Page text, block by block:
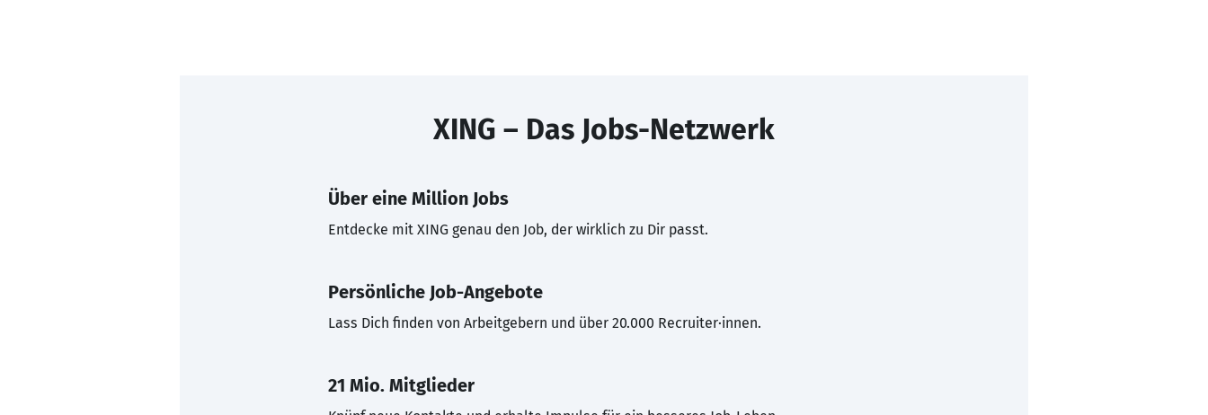
XING – Das Jobs-Netzwerk
Über eine Million Jobs
Entdecke mit XING genau den Job, der wirklich zu Dir passt.
Persönliche Job-Angebote
Lass Dich finden von Arbeitgebern und über 20.000 Recruiter·innen.
21 Mio. Mitglieder